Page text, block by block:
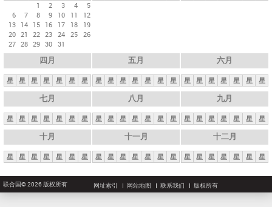
1
2 3 4
5
6
7 8 9 10 11
12
13 14 15 16 17 18
19
20 21 22 23 24 25 26
27 28 29 30 31
四月
星 星 星 星 星 星 星
五月
星 星 星 星 星 星 星
六月
星 星 星 星 星 星 星
七月
星 星 星 星 星 星 星
八月
星 星 星 星 星 星 星
九月
星 星 星 星 星 星 星
十月
星 星 星 星 星 星 星
十一月
星 星 星 星 星 星 星
十二月
星 星 星 星 星 星 星
联合国© 2026 版权所有 网址索引 网站地图 联系我们 版权所有